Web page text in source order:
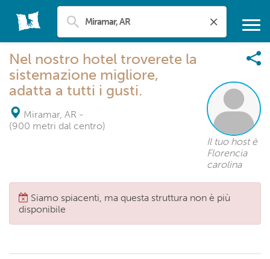
Nel nostro hotel troverete la
sistemazione migliore,
adatta a tutti i gusti.
Miramar, AR -
(900 metri dal centro)
Il tuo host è
Florencia
carolina
Siamo spiacenti, ma questa struttura non è più
disponibile